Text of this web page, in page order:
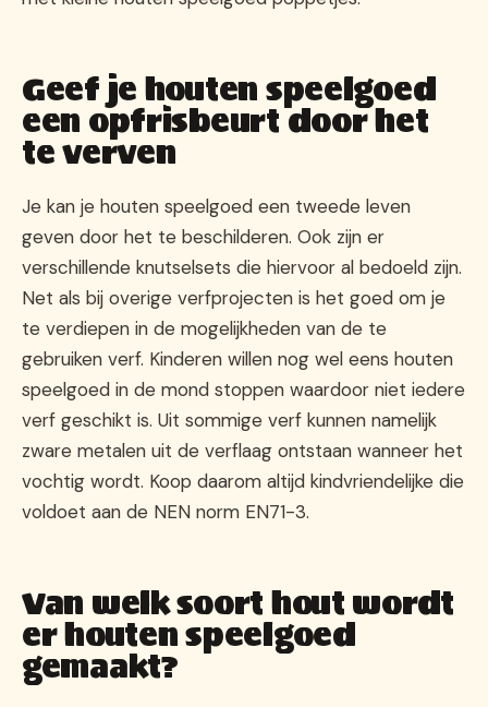
Geef je houten speelgoed
een opfrisbeurt door het
te verven
Je kan je houten speelgoed een tweede leven
geven door het te beschilderen. Ook zijn er
verschillende knutselsets die hiervoor al bedoeld zijn.
Net als bij overige verfprojecten is het goed om je
te verdiepen in de mogelijkheden van de te
gebruiken verf. Kinderen willen nog wel eens houten
speelgoed in de mond stoppen waardoor niet iedere
verf geschikt is. Uit sommige verf kunnen namelijk
zware metalen uit de verflaag ontstaan wanneer het
vochtig wordt. Koop daarom altijd kindvriendelijke die
voldoet aan de NEN norm EN71-3.
Van welk soort hout wordt
er houten speelgoed
gemaakt?